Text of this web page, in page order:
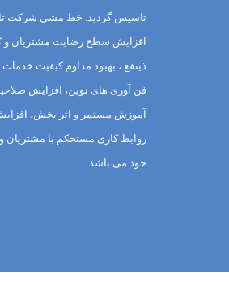
تاسیس گردید. خط مشی شرکت
افزایش سطح رضایت مشتریان و
ذینفع ، بهبود مداوم کیفیت
فن آوری های نوین، افزایش
آموزش مستمر و اثر بخش،
روابط کاری مستحکم با
خود می باشد.